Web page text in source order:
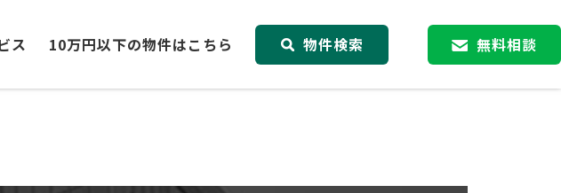
ス 10万円以下の物件はこちら 物件検索 無料相談